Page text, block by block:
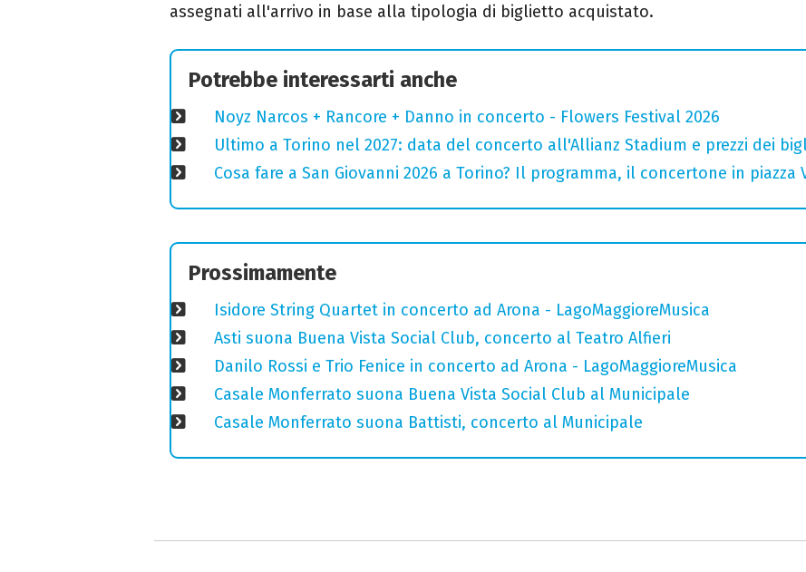
assegnati all'arrivo in base alla tipologia di biglietto acquistato.
Potrebbe interessarti anche
Noyz Narcos + Rancore + Danno in concerto - Flowers Festival 2026
Ultimo a Torino nel 2027: data del concerto all'Allianz Stadium e prezzi dei
Cosa fare a San Giovanni 2026 a Torino? Il programma, il concertone in
Prossimamente
Isidore String Quartet in concerto ad Arona - LagoMaggioreMusica
Asti suona Buena Vista Social Club, concerto al Teatro Alfieri
Danilo Rossi e Trio Fenice in concerto ad Arona - LagoMaggioreMusica
Casale Monferrato suona Buena Vista Social Club al Municipale
Casale Monferrato suona Battisti, concerto al Municipale